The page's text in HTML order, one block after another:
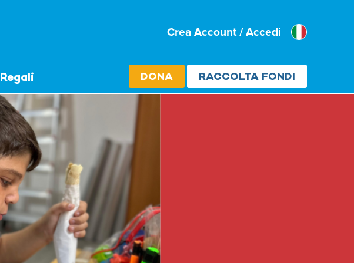
Crea Account / Accedi Select
Italia
Regali DONA RACCOLTA FONDI